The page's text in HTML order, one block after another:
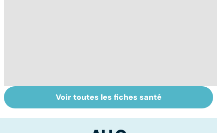
pilonidal, un
Tout savoir sur
les virus
Voir toutes les fiches santé